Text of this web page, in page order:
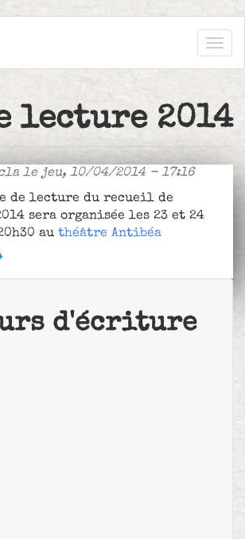
lecture 2014
le jeu, 10/04/2014 - 17:16
de lecture du recueil de
sera organisée les 23 et 24
au théâtre Antibéa
d'écriture